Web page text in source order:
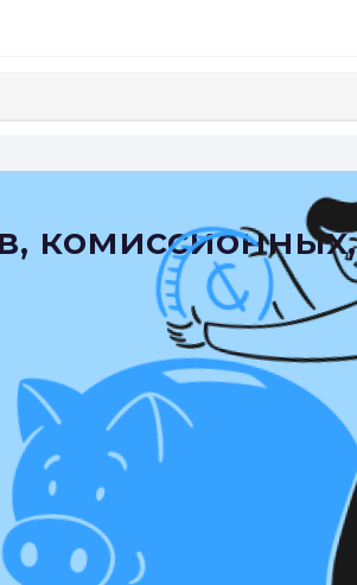
комиссионных,